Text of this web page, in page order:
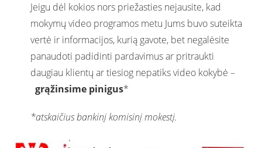
mėnesį
quantity
Jeigu dėl kokios nors priežasties nejausite, kad
mokymų video programos metu Jums buvo suteikta
vertė ir informacijos, kurią gavote, bet negalėsite
panaudoti padidinti pardavimus ar pritraukti
daugiau klientų ar tiesiog nepatiks video kokybė –
grąžinsime pinigus*
*atskaičius bankinį komisinį mokestį.